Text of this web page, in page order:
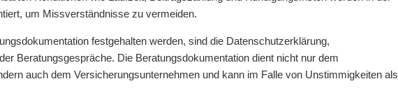
um Missverständnisse zu vermeiden.
festgehalten werden, sind die Datenschutzerklärung,
Beratungsgespräche. Die Beratungsdokumentation dient nicht nur dem
auch dem Versicherungsunternehmen und kann im Falle von Unstimmigkeiten als